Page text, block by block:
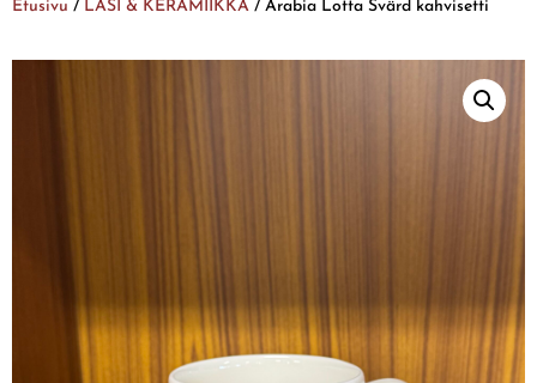
Etusivu / LASI & KERAMIIKKA / Arabia Lotta Svärd kahvisetti